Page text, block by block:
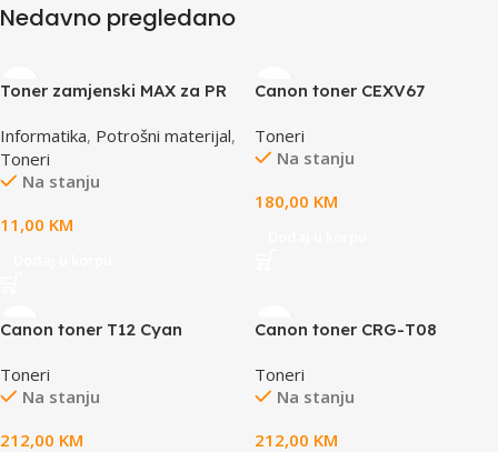
Nedavno pregledano
Toner zamjenski MAX za PR
1010/1015/1018/1020/1022/
3050
Informatika, Potrošni materijal,
Toneri
Na stanju
11,00 KM
Canon toner CEXV67
Toneri
Na stanju
180,00 KM
Canon toner T12 Cyan
Toneri
Na stanju
212,00 KM
Canon toner CRG-T08
Toneri
Na stanju
212,00 KM